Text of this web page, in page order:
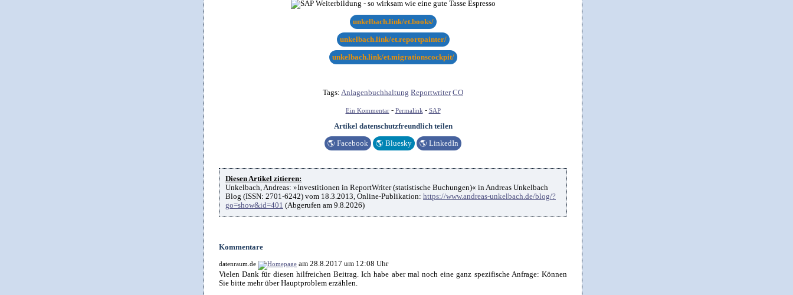
unkelbach.link/et.books/
unkelbach.link/et.reportpainter/
unkelbach.link/et.migrationscockpit/
Tags: Anlagenbuchhaltung Reportwriter CO
Ein Kommentar- Permalink- SAP
Artikel datenschutzfreundlich teilen
🌎 Facebook 🌎 Bluesky 🌎 LinkedIn
Diesen Artikel zitieren:
Unkelbach, Andreas: »Investitionen in ReportWriter (statistische Buchungen)« in Andreas Unkelbach
Blog (ISSN: 2701-6242) vom 18.3.2013, Online-Publikation: https://www.andreas-unkelbach.de/blog/?
go=show&id=401 (Abgerufen am 9.8.2026)
Kommentare
datenraum.de
am 28.8.2017 um 12:08 Uhr
Vielen Dank für diesen hilfreichen Beitrag. Ich habe aber mal noch eine ganz spezifische Anfrage: Können
Sie bitte mehr über Hauptproblem erzählen.